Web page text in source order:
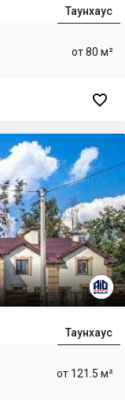
Таунхаус
от 80 м²

Таунхаус
от 121.5 м²